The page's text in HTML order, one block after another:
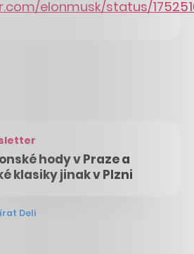
elonmusk/status/
hody v Praze a
klasiky jinak v Plzni
Deli